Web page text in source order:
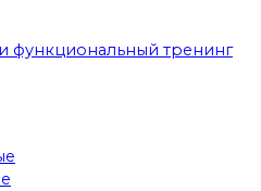
функциональный тренинг